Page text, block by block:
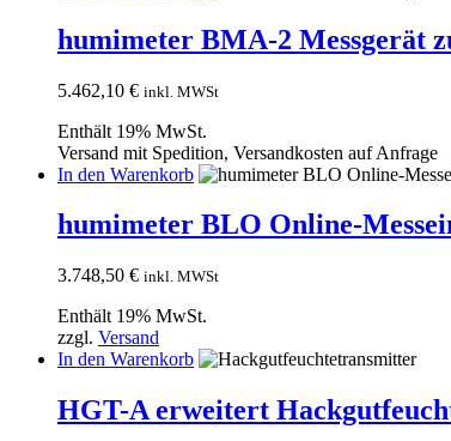
humimeter BMA-2 Messgerät
5.462,10 € inkl. MWSt
Enthält 19% MwSt.
Versand mit Spedition, Versandkosten auf Anfrage
In den Warenkorb
humimeter BLO Online-
3.748,50 € inkl. MWSt
Enthält 19% MwSt.
zzgl. Versand
In den Warenkorb
HGT-A erweitert